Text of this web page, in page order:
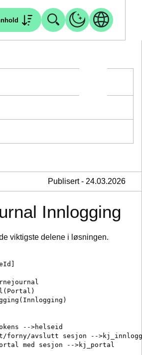
Publisert - 24.03.2026
Innlogging
viktigste delene i løsningen.
-->helseid
forny/avslutt sesjon --